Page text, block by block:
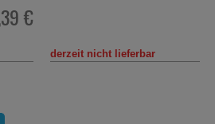
€
derzeit nicht lieferbar